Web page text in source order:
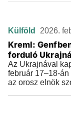
Külföld 2026.
Kreml:
forduló
Az Ukrajnával
február 17–18-
az orosz elnök